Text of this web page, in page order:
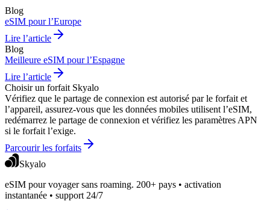
Blog
eSIM pour l’Europe
Lire l’article
Blog
Meilleure eSIM pour l’Espagne
Lire l’article
Choisir un forfait Skyalo
Vérifiez que le partage de connexion est autorisé par le forfait et
l’appareil, assurez-vous que les données mobiles utilisent l’eSIM,
redémarrez le partage de connexion et vérifiez les paramètres APN
si le forfait l’exige.
Parcourir les forfaits
Skyalo
eSIM pour voyager sans roaming. 200+ pays • activation
instantanée • support 24/7